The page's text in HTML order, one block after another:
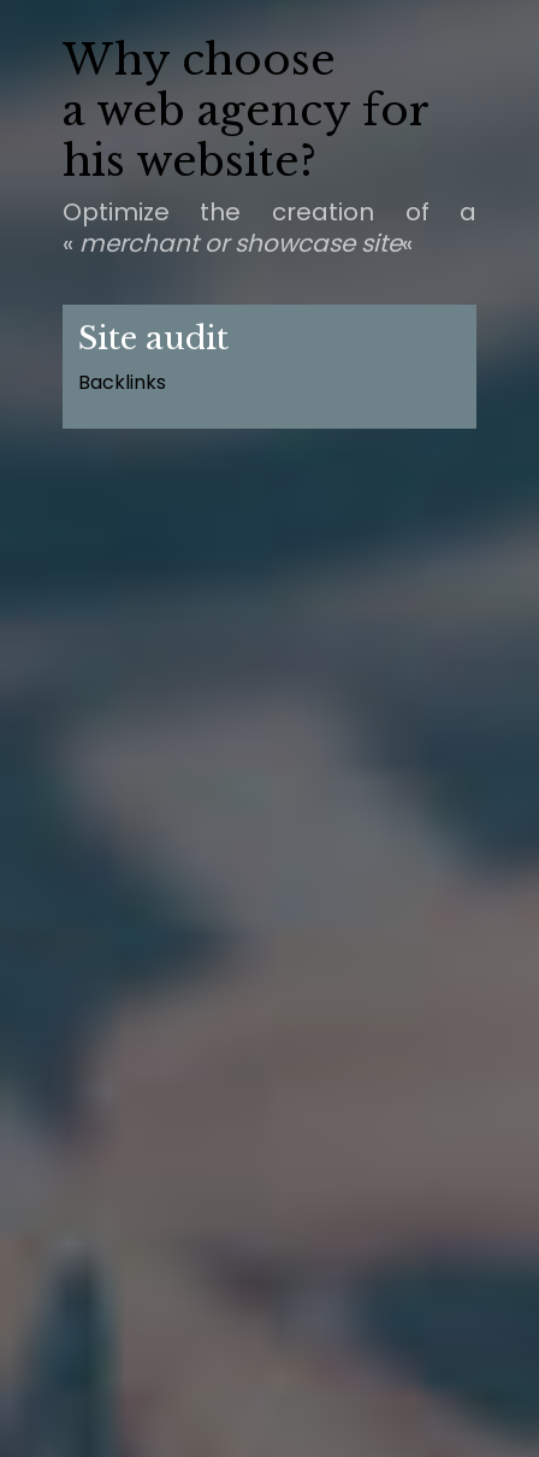
Why choose
a web agency for
his website?
Optimize the creation of a
« merchant or showcase site«
Site audit
Backlinks